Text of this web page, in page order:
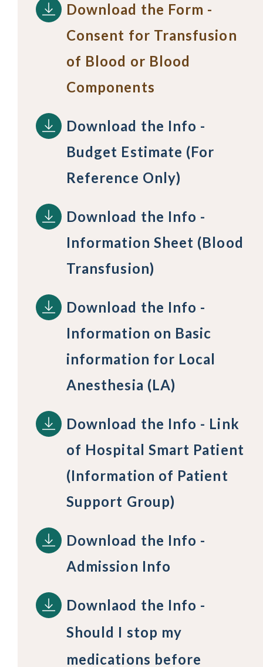
Download the Form -
Consent for Transfusion
of Blood or Blood
Components
Download the Info -
Budget Estimate (For
Reference Only)
Download the Info -
Information Sheet (Blood
Transfusion)
Download the Info -
Information on Basic
information for Local
Anesthesia (LA)
Download the Info - Link
of Hospital Smart Patient
(Information of Patient
Support Group)
Download the Info -
Admission Info
Downlaod the Info -
Should I stop my
medications before